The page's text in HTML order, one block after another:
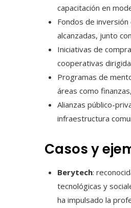
capacitación en
Fondos de
alcanzadas, junto
Iniciativas de
cooperativas
Programas de
áreas como
Alianzas público-
infraestructura
Casos y
Berytech:
tecnológicas y
ha impulsado la